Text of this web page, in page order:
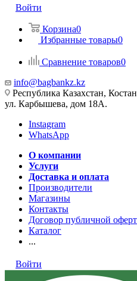
Войти
Корзина0
Избранные товары0
Сравнение товаров0
info@bagbankz.kz
Республика Казахстан,
ул. Карбышева, дом 18А.
Instagram
WhatsApp
О компании
Услуги
Доставка и оплата
Производители
Магазины
Контакты
Договор публичной
Каталог
...
Войти